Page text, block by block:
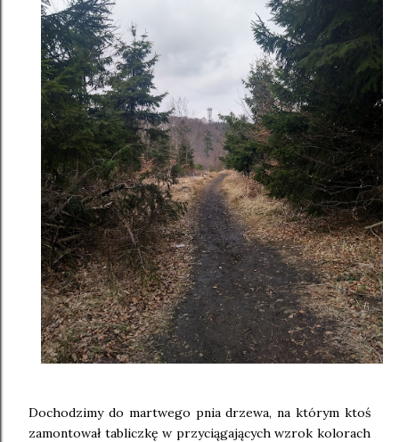
Dochodzimy do martwego pnia drzewa, na którym ktoś
zamontował tabliczkę w przyciągających wzrok kolorach